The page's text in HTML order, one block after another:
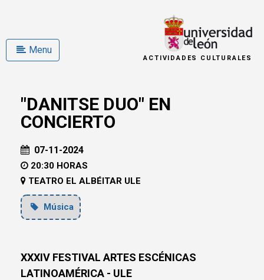
Menu
ACTIVIDADES CULTURALES
"DANITSE DUO" EN
CONCIERTO
07-11-2024
20:30 HORAS
TEATRO EL ALBÉITAR ULE
Música
XXXIV FESTIVAL ARTES ESCÉNICAS
LATINOAMÉRICA - ULE